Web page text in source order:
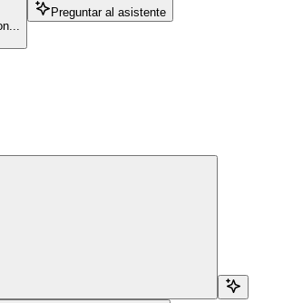
Preguntar al asistente